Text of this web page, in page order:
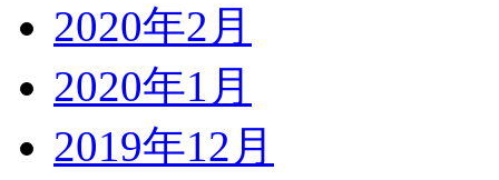
2020年2月
2020年1月
2019年12月